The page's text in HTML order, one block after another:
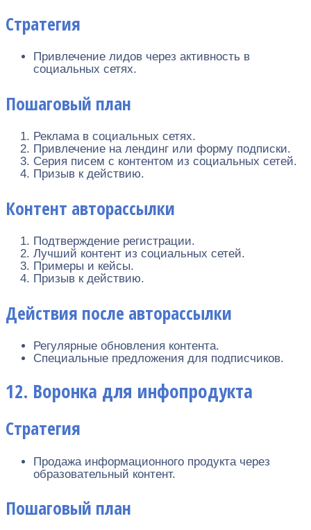
Стратегия
Привлечение лидов через активность в
социальных сетях.
Пошаговый план
Реклама в социальных сетях.
Привлечение на лендинг или форму подписки.
Серия писем с контентом из социальных сетей.
Призыв к действию.
Контент авторассылки
Подтверждение регистрации.
Лучший контент из социальных сетей.
Примеры и кейсы.
Призыв к действию.
Действия после авторассылки
Регулярные обновления контента.
Специальные предложения для подписчиков.
12. Воронка для инфопродукта
Стратегия
Продажа информационного продукта через
образовательный контент.
Пошаговый план